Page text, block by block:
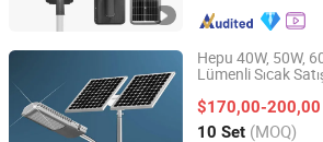
Hepu 40W, 50W,
Lümenli Sıcak
Sistemi Güneş
$170,00-200,00
10 Set (MOQ)
Yangzhou HePu Lighting Technology
Jiangsu, China Fiyat 2020